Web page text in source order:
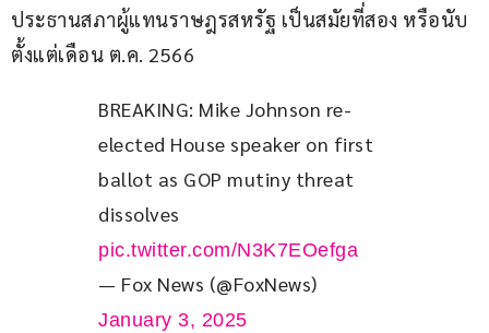
ประธานสภาผู้แทนราษฎรสหรัฐ เป็นสมัยที่สอง หรือนับ
ตั้งแต่เดือน ต.ค. 2566
BREAKING: Mike Johnson re-
elected House speaker on first
ballot as GOP mutiny threat
dissolves
pic.twitter.com/N3K7EOefga
— Fox News (@FoxNews)
January 3, 2025